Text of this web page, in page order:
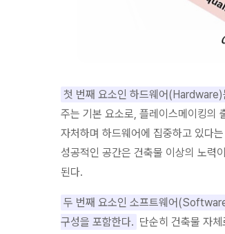
첫 번째 요소인 하드웨어
주는 기본 요소로, 플레이스메이킹의
자처하며 하드웨어에 집중하고 있다
성공적인 공간은 건축물 이상의 노력
된다.
두 번째 요소인 소프트웨어
구성을 포함한다. 단순히 건축물 자